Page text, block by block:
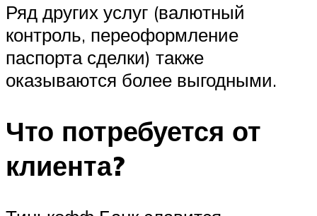
Ряд других услуг (валютный
контроль, переоформление
паспорта сделки) также
оказываются более выгодными.
Что потребуется от
клиента?